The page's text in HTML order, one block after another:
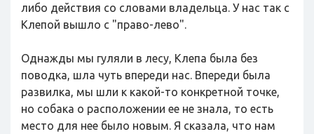
либо действия со словами владельца. У нас так с
Клепой вышло с "право-лево".
Однажды мы гуляли в лесу, Клепа была без
поводка, шла чуть впереди нас. Впереди была
развилка, мы шли к какой-то конкретной точке,
но собака о расположении ее не знала, то есть
место для нее было новым. Я сказала, что нам